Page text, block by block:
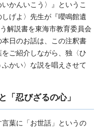
かんいこう〉』というこ
げよ〉先生が『嚶鳴館遺
解説書を東海市教育委員会
日のお話は、この注釈書
ご紹介しながら、独〈ひ
かい〉な説を唱えさせて
「忍びざるの心」
言葉に「お世話」というの